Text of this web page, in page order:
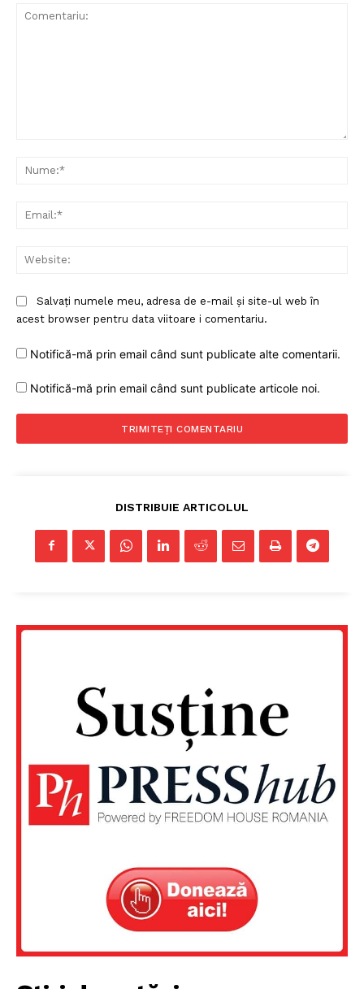
Salvați numele meu, adresa de e-mail și site-ul web în
acest browser pentru data viitoare i comentariu.
Notifică-mă prin email când sunt publicate alte comentarii.
Notifică-mă prin email când sunt publicate articole noi.
DISTRIBUIE ARTICOLUL